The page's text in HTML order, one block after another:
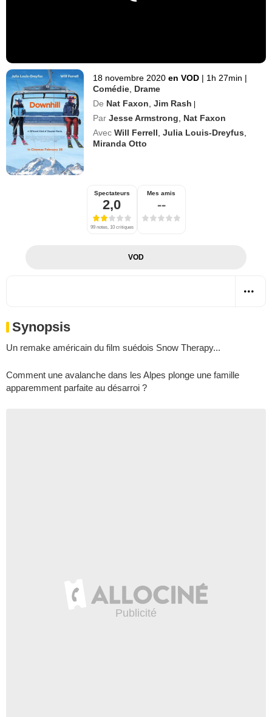
18 novembre 2020 en VOD | 1h 27min |
Comédie Drame
De Nat Faxon ,Jim Rash |
Par Jesse Armstrong
Nat Faxon
Avec Will Ferrell ,Julia Louis-Dreyfus
Miranda Otto
Spectateurs
2,0
99 notes, 10 critiques
Mes amis
--
VOD
Synopsis
Un remake américain du film suédois Snow Therapy...
Comment une avalanche dans les Alpes plonge une famille
apparemment parfaite au désarroi ?